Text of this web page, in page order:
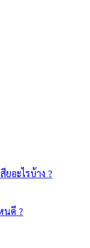
ยอะไรบ้าง ?
นดี ?